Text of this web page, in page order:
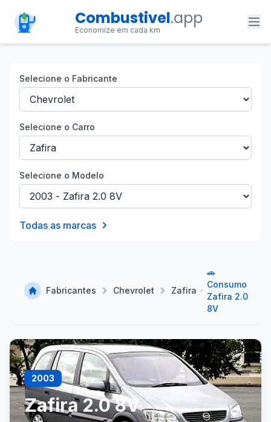
Combustivel.app
Economize em cada km
Selecione o Fabricante
Selecione o Carro
Selecione o Modelo
Todas as marcas
Fabricantes Chevrolet Zafira
🚗
Consumo
Zafira 2.0
8V
2003
Zafira 2.0 8V